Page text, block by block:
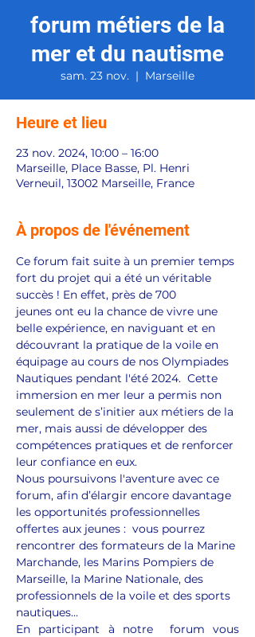
forum métiers de la
mer et du nautisme
sam. 23 nov.
  |
Marseille
Heure et lieu
23 nov. 2024, 10:00 – 16:00
Marseille, Place Basse, Pl. Henri
Verneuil, 13002 Marseille, France
À propos de l'événement
Ce forum fait suite à un premier temps
fort du projet qui a été un véritable
succès ! En effet, près de 700
jeunes ont eu la chance de vivre une
belle expérience, en naviguant et en
découvrant la pratique de la voile en
équipage au cours de nos Olympiades
Nautiques pendant l'été 2024.  Cette
immersion en mer leur a permis non
seulement de s’initier aux métiers de la
mer, mais aussi de développer des
compétences pratiques et de renforcer
leur confiance en eux.
Nous poursuivons l'aventure avec ce
forum, afin d’élargir encore davantage
les opportunités professionnelles
offertes aux jeunes :  vous pourrez
rencontrer des formateurs de la Marine
Marchande, les Marins Pompiers de
Marseille, la Marine Nationale, des
professionnels de la voile et des sports
nautiques...
En participant à notre  forum vous